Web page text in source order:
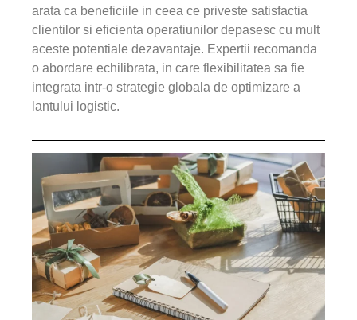
arata ca beneficiile in ceea ce priveste satisfactia
clientilor si eficienta operatiunilor depasesc cu mult
aceste potentiale dezavantaje. Expertii recomanda
o abordare echilibrata, in care flexibilitatea sa fie
integrata intr-o strategie globala de optimizare a
lantului logistic.